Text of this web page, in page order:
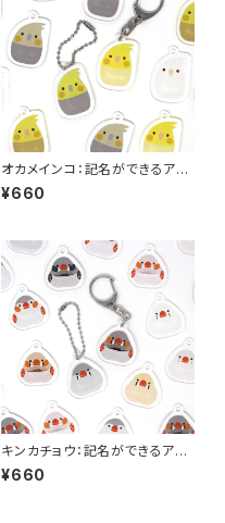
オカメインコ：記名ができるアク
リルキーホルダー（2022年版）
¥660
キンカチョウ：記名ができるアク
リルキーホルダー（2022年版）
¥660